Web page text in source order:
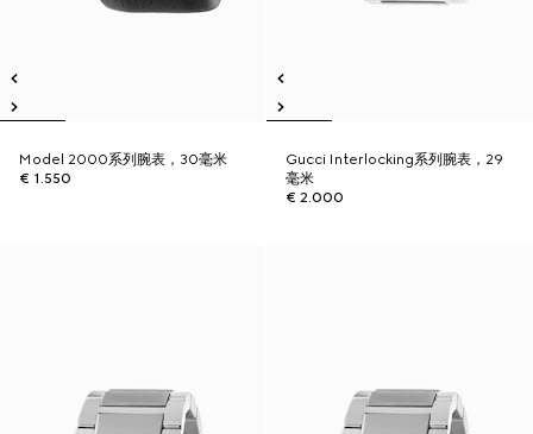
Model 2000系列腕表，30毫米
€ 1.550
Gucci Interlocking系列腕表，29
毫米
€ 2.000